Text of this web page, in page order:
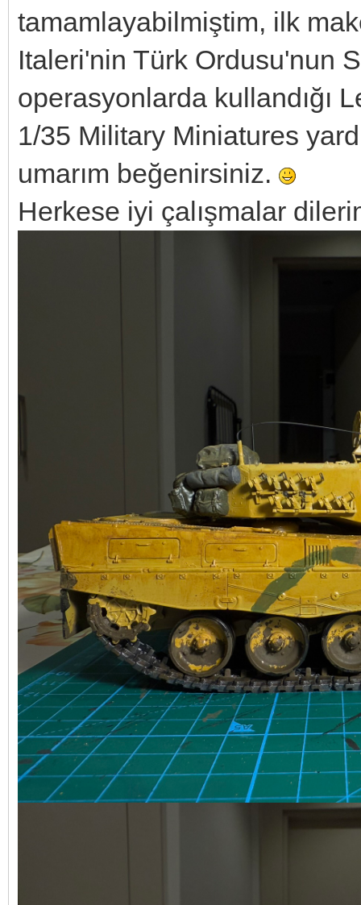
tamamlayabilmiştim, ilk
Italeri'nin Türk Ordusu'nun
operasyonlarda kullandığı
1/35 Military Miniatures
umarım beğenirsiniz.
Herkese iyi çalışmalar